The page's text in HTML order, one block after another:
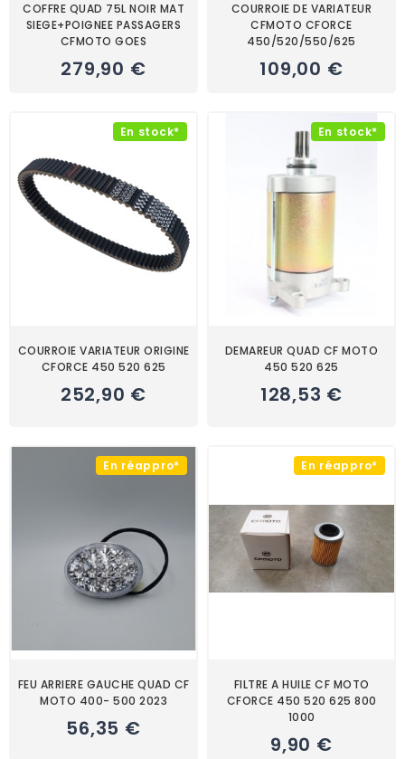
COFFRE QUAD 75L NOIR MAT
SIEGE+POIGNEE PASSAGERS
CFMOTO GOES
279,90 €
COURROIE DE VARIATEUR
CFMOTO CFORCE
450/520/550/625
109,00 €
En stock*
COURROIE VARIATEUR ORIGINE
CFORCE 450 520 625
252,90 €
En stock*
DEMAREUR QUAD CF MOTO
450 520 625
128,53 €
En réappro*
FEU ARRIERE GAUCHE QUAD CF
MOTO 400- 500 2023
56,35 €
En réappro*
FILTRE A HUILE CF MOTO
CFORCE 450 520 625 800
1000
9,90 €